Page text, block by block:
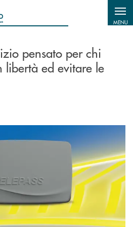
MENU
pensato per chi
libertà ed evitare le